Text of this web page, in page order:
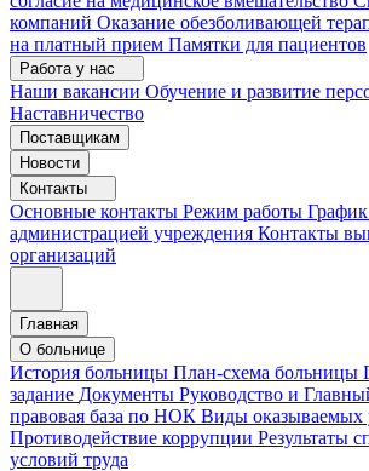
компаний Оказание обезболивающей
на платный прием Памятки для пациентов
Работа у нас
Наши вакансии Обучение и развитие
Наставничество
Поставщикам
Новости
Контакты
Основные контакты Режим работы
администрацией учреждения Контакты
организаций
Главная
О больнице
История больницы План-схема больницы
задание Документы Руководство и
правовая база по НОК Виды оказываемых
Противодействие коррупции Результаты
условий труда